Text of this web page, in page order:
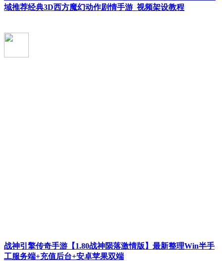
域推荐经典3D西方魔幻动作剧情手游_视频架设教程
战神引擎传奇手游【1.80战神陨落激情版】最新整理Win半手
工服务端+充值后台+安卓苹果双端